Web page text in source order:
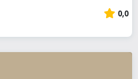
0,0